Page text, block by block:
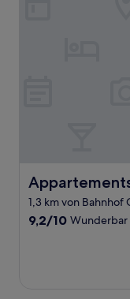
Appartements du
1,3 km von
9.2
9,2/10 Wunderbar